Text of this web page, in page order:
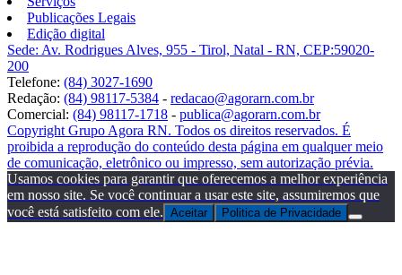
Publicações Legais
Edição digital
Sede: Av. Rodrigues Alves, 955 - Tirol, Natal - RN, CEP:59020-
200
Telefone: (84) 3027-1690
Redação: (84) 98117-5384 - redacao@agorarn.com.br
Comercial: (84) 98117-1718 - publica@agorarn.com.br
Copyright Grupo Agora RN. Todos os direitos reservados. É
proibida a reprodução do conteúdo desta página em qualquer meio
de comunicação, eletrônico ou impresso, sem autorização prévia.
Usamos cookies para garantir que oferecemos a melhor experiência
em nosso site. Se você continuar a usar este site, assumiremos que
você está satisfeito com ele. Aceitar Politica de Privacidade